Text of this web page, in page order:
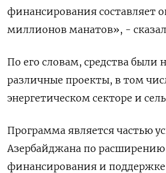
финансирования составляет
миллионов манатов», -
По его словам, средства были
различные проекты, в ⁠том
энергетическом секторе и
Программа является частью
Азербайджана по расширению
финансирования ‌и поддержке